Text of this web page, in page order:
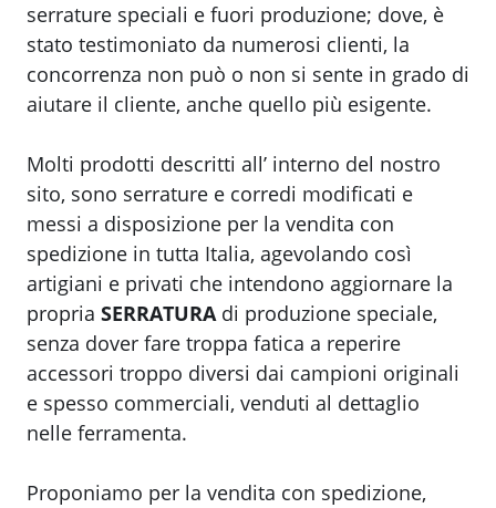
serrature speciali e fuori produzione; dove, è
stato testimoniato da numerosi clienti, la
concorrenza non può o non si sente in grado di
aiutare il cliente, anche quello più esigente.
Molti prodotti descritti all’ interno del nostro
sito, sono serrature e corredi modificati e
messi a disposizione per la vendita con
spedizione in tutta Italia, agevolando così
artigiani e privati che intendono aggiornare la
propria SERRATURAdi produzione speciale,
senza dover fare troppa fatica a reperire
accessori troppo diversi dai campioni originali
e spesso commerciali, venduti al dettaglio
nelle ferramenta.
Proponiamo per la vendita con spedizione,